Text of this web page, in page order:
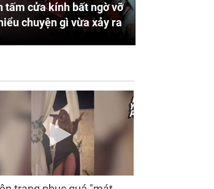
tấm cửa kính bất ngờ vỡ
chuyện gì vừa xảy ra